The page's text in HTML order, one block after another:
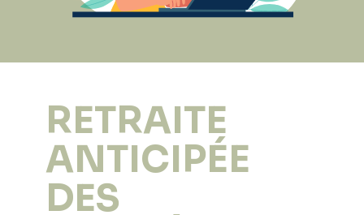
RETRAITE
ANTICIPÉE
DES